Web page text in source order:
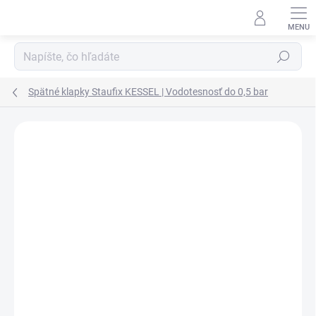
Hľadať
Spätné klapky Staufix KESSEL | Vodotesnosť do 0,5 bar